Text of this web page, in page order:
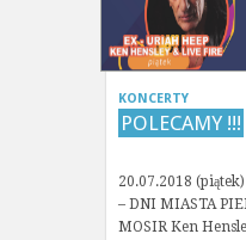
KONCERTY
POLECAMY !!!
20.07.2018
– DNI MIASTA
MOSIR Ken